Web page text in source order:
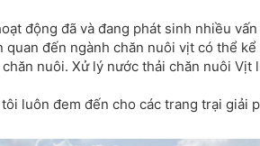
động đã và đang phát sinh nhiều
đến ngành chăn nuôi vịt có thể
nuôi. Xử lý nước thải chăn nuôi Vịt
luôn đem đến cho các trang trại giải